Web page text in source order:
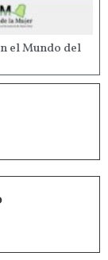
el Mundo del